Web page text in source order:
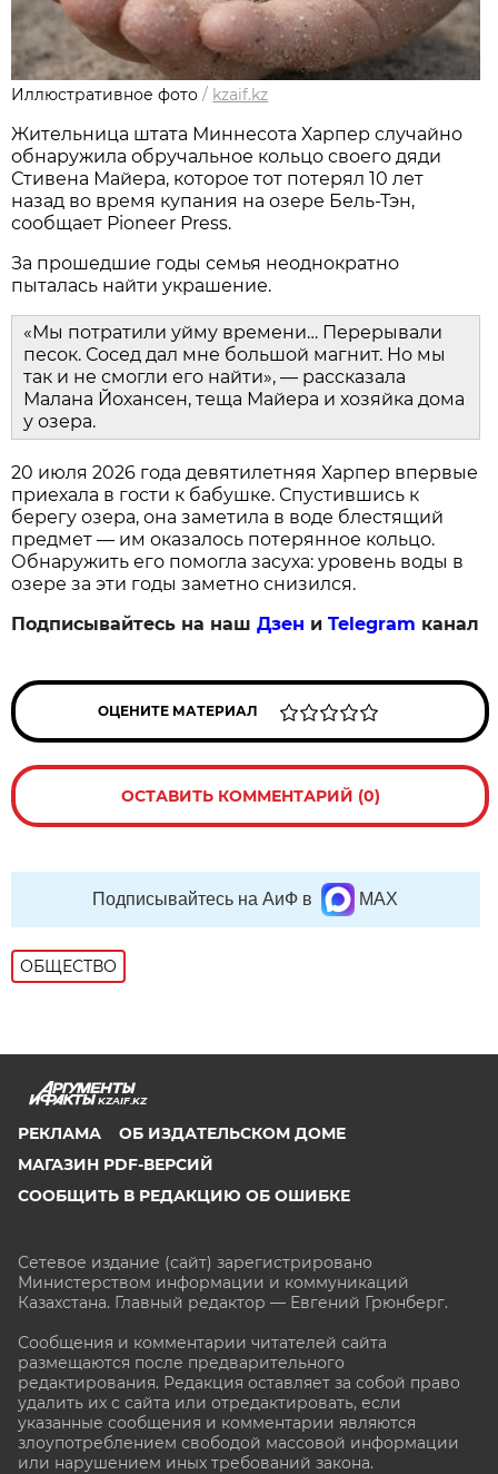
Иллюстративное фото / kzaif.kz
Жительница штата Миннесота Харпер случайно
обнаружила обручальное кольцо своего дяди
Стивена Майера, которое тот потерял 10 лет
назад во время купания на озере Бель-Тэн,
сообщает Pioneer Press.
За прошедшие годы семья неоднократно
пыталась найти украшение.
«Мы потратили уйму времени… Перерывали
песок. Сосед дал мне большой магнит. Но мы
так и не смогли его найти», — рассказала
Малана Йохансен, теща Майера и хозяйка дома
у озера.
20 июля 2026 года девятилетняя Харпер впервые
приехала в гости к бабушке. Спустившись к
берегу озера, она заметила в воде блестящий
предмет — им оказалось потерянное кольцо.
Обнаружить его помогла засуха: уровень воды в
озере за эти годы заметно снизился.
Подписывайтесь на нашДзен иTelegram канал
ОЦЕНИТЕ МАТЕРИАЛ
ОСТАВИТЬ КОММЕНТАРИЙ (0)
Подписывайтесь на АиФ в MAX
ОБЩЕСТВО
KZAIF.KZ
РЕКЛАМА
ОБ ИЗДАТЕЛЬСКОМ ДОМЕ
МАГАЗИН PDF-ВЕРСИЙ
СООБЩИТЬ В РЕДАКЦИЮ ОБ ОШИБКЕ
Сетевое издание (сайт) зарегистрировано
Министерством информации и коммуникаций
Казахстана. Главный редактор — Евгений Грюнберг.
Сообщения и комментарии читателей сайта
размещаются после предварительного
редактирования. Редакция оставляет за собой право
удалить их с сайта или отредактировать, если
указанные сообщения и комментарии являются
злоупотреблением свободой массовой информации
или нарушением иных требований закона.